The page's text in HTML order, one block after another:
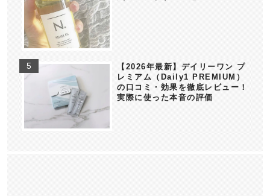
【2026年最新】デイリーワン プ
レミアム（Daily1 PREMIUM）
の口コミ・効果を徹底レビュー！
実際に使った本音の評価